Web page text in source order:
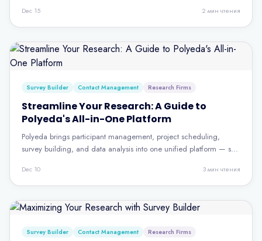
Dec 15 2 мин чтения
Survey Builder Contact Management Research Firms
Streamline Your Research: A Guide to
Polyeda's All-in-One Platform
Polyeda brings participant management, project scheduling,
survey building, and data analysis into one unified platform — so
Dec 10 3мин чтения
Survey Builder Contact Management Research Firms